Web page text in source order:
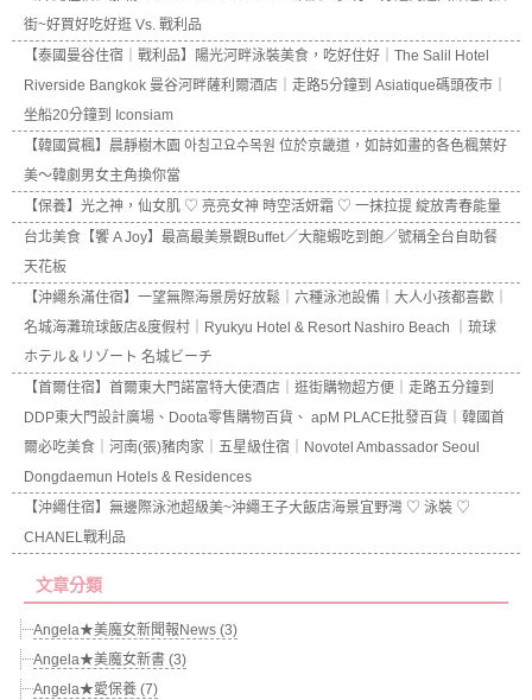
街~好買好吃好逛 Vs. 戰利品
【泰國曼谷住宿｜戰利品】陽光河畔泳裝美食，吃好住好｜The Salil Hotel
Riverside Bangkok 曼谷河畔薩利爾酒店｜走路5分鐘到 Asiatique碼頭夜市｜
坐船20分鐘到 Iconsiam
【韓國賞楓】晨靜樹木園 아침고요수목원 位於京畿道，如詩如畫的各色楓葉好
美～韓劇男女主角換你當
【保養】光之神，仙女肌 ♡ 亮亮女神 時空活妍霜 ♡ 一抹拉提 綻放青春能量
台北美食【饗 A Joy】最高最美景觀Buffet／大龍蝦吃到飽／號稱全台自助餐
天花板
【沖繩糸滿住宿】一望無際海景房好放鬆｜六種泳池設備｜大人小孩都喜歡｜
名城海灘琉球飯店&度假村｜Ryukyu Hotel & Resort Nashiro Beach ｜琉球
ホテル＆リゾート 名城ビーチ
【首爾住宿】首爾東大門諾富特大使酒店｜逛街購物超方便｜走路五分鐘到
DDP東大門設計廣場、Doota零售購物百貨、 apM PLACE批發百貨｜韓國首
爾必吃美食｜河南(張)豬肉家｜五星級住宿｜Novotel Ambassador Seoul
Dongdaemun Hotels & Residences
【沖繩住宿】無邊際泳池超級美~沖繩王子大飯店海景宜野灣 ♡ 泳裝 ♡
CHANEL戰利品
文章分類
Angela★美魔女新聞報News (3)
Angela★美魔女新書 (3)
Angela★愛保養 (7)